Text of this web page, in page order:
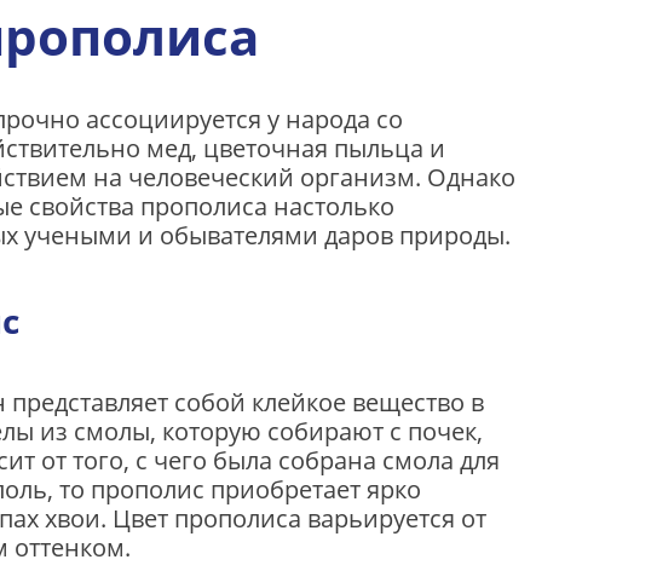
ассоциируется у народа со
мед, цветочная пыльца и
на человеческий организм. Однако
свойства прополиса настолько
учеными и обывателями даров природы.
собой клейкое вещество в
из смолы, которую собирают с почек,
от того, с чего была собрана смола для
то прополис приобретает ярко
хвои. Цвет прополиса варьируется от
оттенком.